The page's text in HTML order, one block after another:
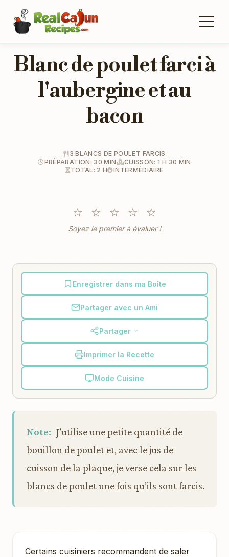
Blanc de poulet farci à
l'aubergine et au
bacon
3 BLANCS DE POULET FARCIS
PRÉPARATION: 30 MIN
CUISSON: 1 H 30 MIN
TOTAL: 2 H
INTERMÉDIAIRE
☆ ☆ ☆ ☆ ☆
Soyez le premier à évaluer !
Enregistrer dans ma Boîte
Partager avec un Ami
Partager
Imprimer la Recette
Mode Cuisine
Note: J’utilise une petite quantité de
bouillon de poulet et, avec le jus de
cuisson de la plaque, je verse cela sur les
blancs de poulet une fois qu’ils sont farcis.
Certains cuisiniers recommandent de saler